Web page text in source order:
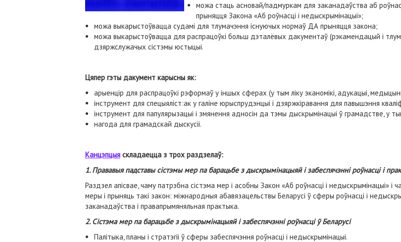
можа стаць асновай/падмуркам для заканадаўства аб
прыняцця Закона «Аб роўнасці і недыскрымінацыі»;
можа выкарыстоўвацца судамі для тлумачэння існуючых нормаў ДА прыняцця закона;
можа выкарыстоўвацца для распрацоўкі больш дэталёвых дакументаў (рэкамендацый і
дзяржслужачых сістэмы юстыцыі.
Цяпер гэты дакумент карысны як:
арыенцір для распрацоўкі рэформаў у іншых сферах (у тым ліку эканомікі, адукацыі,
інструмент для спецыяліст:ак у галіне юрыспрудэнцыі і дзяржкіравання для павышэння
інструмент для папулярызацыі і змянення адносін да тэмы дыскрымінацыі ў грамадстве, у
нагода для грамадскай дыскусіі.
Канцэпцыя складаецца з трох раздзелаў:
1. Прававыя падставы сістэмы мер па барацьбе з дыскрымінацыяй і забеспячэнні роўнасці і
Раздзел апісвае, чаму патрэбна сістэма мер і асобны Закон «Аб роўнасці і недыскрымінацыі» і
меры і прыняць такі закон: міжнародныя абавязацельствы Беларусі ў сферы роўнасці і
заканадаўства і правапрымяняльная практыка.
2. Сістэма мер па барацьбе з дыскрымінацыяй і забеспячэнні роўнасці ў Беларусі
Палітыка, планы і стратэгіі ў сферы забеспячэння роўнасці і недыскрымінацыі.